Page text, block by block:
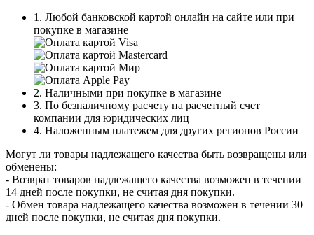
1. Любой банковской картой онлайн на сайте или при
покупке в магазине
2. Наличными при покупке в магазине
3. По безналичному расчету на расчетный счет
компании для юридических лиц
4. Наложенным платежем для других регионов России
Могут ли товары надлежащего качества быть возвращены или
обменены:
- Возврат товаров надлежащего качества возможен в течении
14 дней после покупки, не считая дня покупки.
- Обмен товара надлежащего качества возможен в течении 30
дней после покупки, не считая дня покупки.